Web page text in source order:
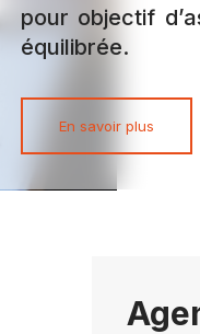
pour objectif
équilibrée.
En savoir plus